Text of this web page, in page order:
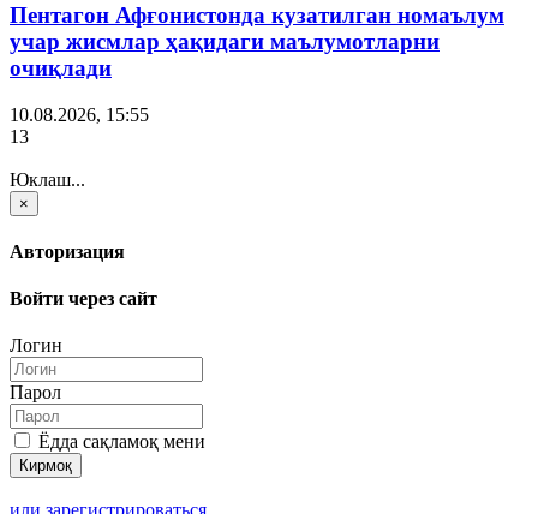
Пентагон Афғонистонда кузатилган номаълум
учар жисмлар ҳақидаги маълумотларни
очиқлади
10.08.2026, 15:55
13
Юклаш...
×
Авторизация
Войти через сайт
Логин
Парол
Ёдда сақламоқ мени